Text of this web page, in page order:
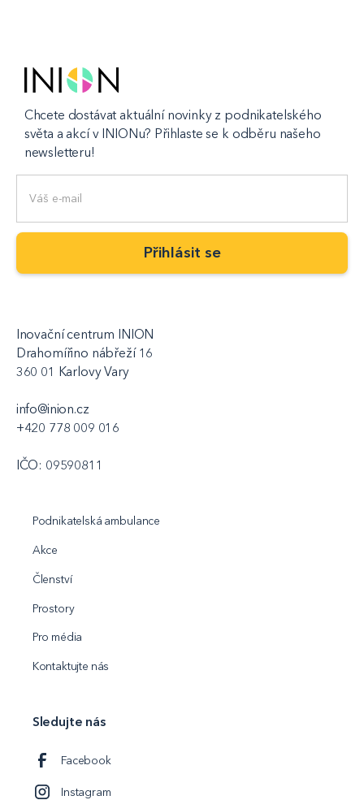
Chcete dostávat aktuální novinky z podnikatelského
světa a akcí v INIONu? Přihlaste se k odběru našeho
newsletteru!
Inovační centrum INION
Drahomířino nábřeží 16
360 01 Karlovy Vary
info@inion.cz
+420 778 009 016
IČO: 09590811
Podnikatelská ambulance
Akce
Členství
Prostory
Pro média
Kontaktujte nás
Sledujte nás
Facebook
Instagram